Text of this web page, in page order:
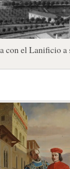
con el Lanificio a